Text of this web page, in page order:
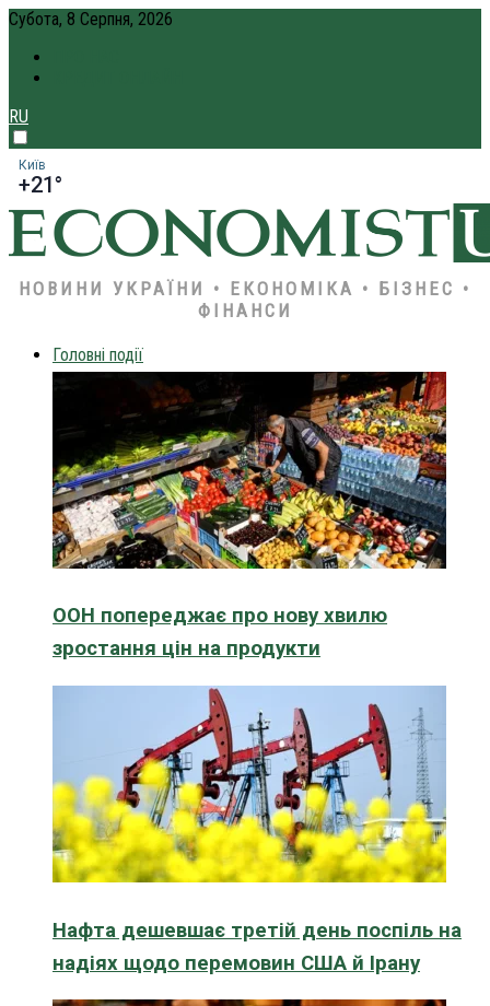
Субота, 8 Серпня, 2026
RU
Київ
+21°
НОВИНИ УКРАЇНИ • ЕКОНОМІКА • БІЗНЕС •
ФІНАНСИ
Головні події
ООН попереджає про нову хвилю
зростання цін на продукти
Нафта дешевшає третій день поспіль на
надіях щодо перемовин США й Ірану